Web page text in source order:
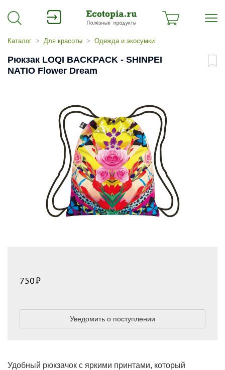
Каталог Для красоты Одежда и экосумки
Рюкзак LOQI BACKPACK - SHINPEI
NATIO Flower Dream
Удобный рюкзачок с яркими принтами, который
750
Уведомить о поступлении